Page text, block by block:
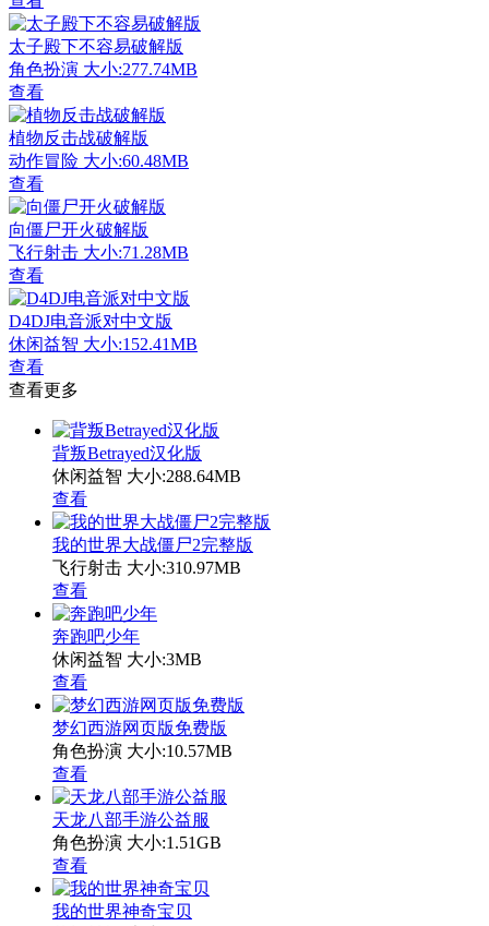
太子殿下不容易破解版
角色扮演 大小:277.74MB
查看
植物反击战破解版
动作冒险 大小:60.48MB
查看
向僵尸开火破解版
飞行射击 大小:71.28MB
查看
D4DJ电音派对中文版
休闲益智 大小:152.41MB
查看
查看更多
背叛Betrayed汉化版
休闲益智 大小:288.64MB
查看
我的世界大战僵尸2完整版
飞行射击 大小:310.97MB
查看
奔跑吧少年
休闲益智 大小:3MB
查看
梦幻西游网页版免费版
角色扮演 大小:10.57MB
查看
天龙八部手游公益服
角色扮演 大小:1.51GB
查看
我的世界神奇宝贝